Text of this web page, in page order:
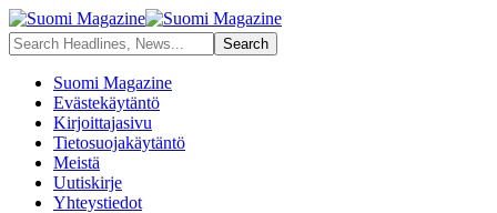
Suomi Magazine
Evästekäytäntö
Kirjoittajasivu
Tietosuojakäytäntö
Meistä
Uutiskirje
Yhteystiedot